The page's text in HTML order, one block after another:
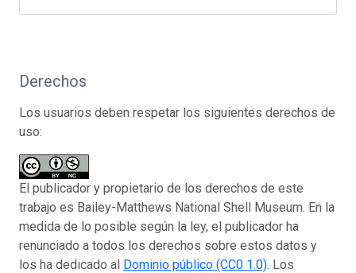
Derechos
Los usuarios deben respetar los siguientes derechos de
uso:
El publicador y propietario de los derechos de este
trabajo es Bailey-Matthews National Shell Museum. En la
medida de lo posible según la ley, el publicador ha
renunciado a todos los derechos sobre estos datos y
los ha dedicado al Dominio público (CC0 1.0). Los